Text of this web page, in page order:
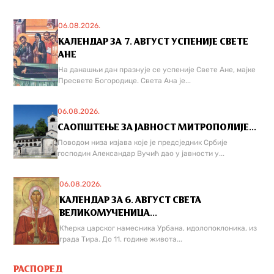
06.08.2026.
КАЛЕНДАР ЗА 7. АВГУСТ УСПЕНИЈЕ СВЕТЕ
АНЕ
На данашњи дан празнује се успеније Свете Ане, мајке
Пресвете Богородице. Света Ана је...
06.08.2026.
САОПШТЕЊЕ ЗА ЈАВНОСТ МИТРОПОЛИЈЕ...
Поводом низа изјава које је предсједник Србије
господин Александар Вучић дао у јавности у...
06.08.2026.
КАЛЕНДАР ЗА 6. АВГУСТ СВЕТА
ВЕЛИКОМУЧЕНИЦА...
Кћерка царског намесника Урбана, идолопоклоника, из
града Тира. До 11. године живота...
РАСПОРЕД